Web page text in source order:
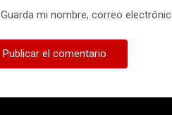
Guarda mi nombre, correo